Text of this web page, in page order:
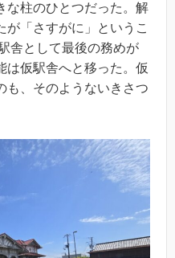
な柱のひとつだった。解
が「さすがに」というこ
舎として最後の務めが
は仮駅舎へと移った。仮
も、そのようないきさつ